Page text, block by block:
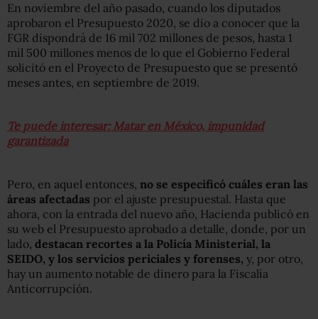
En noviembre del año pasado, cuando los diputados
aprobaron el Presupuesto 2020, se dio a conocer que la
FGR dispondrá de 16 mil 702 millones de pesos, hasta 1
mil 500 millones menos de lo que el Gobierno Federal
solicitó en el Proyecto de Presupuesto que se presentó
meses antes, en septiembre de 2019.
Te puede interesar: Matar en México, impunidad
garantizada
Pero, en aquel entonces, no se especificó cuáles eran las
áreas afectadas por el ajuste presupuestal. Hasta que
ahora, con la entrada del nuevo año, Hacienda publicó en
su web el Presupuesto aprobado a detalle, donde, por un
lado, destacan recortes a la Policía Ministerial, la
SEIDO, y los servicios periciales y forenses, y, por otro,
hay un aumento notable de dinero para la Fiscalía
Anticorrupción.